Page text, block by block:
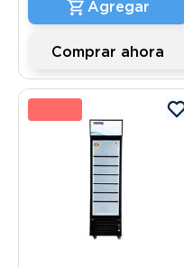
Comprar ahora